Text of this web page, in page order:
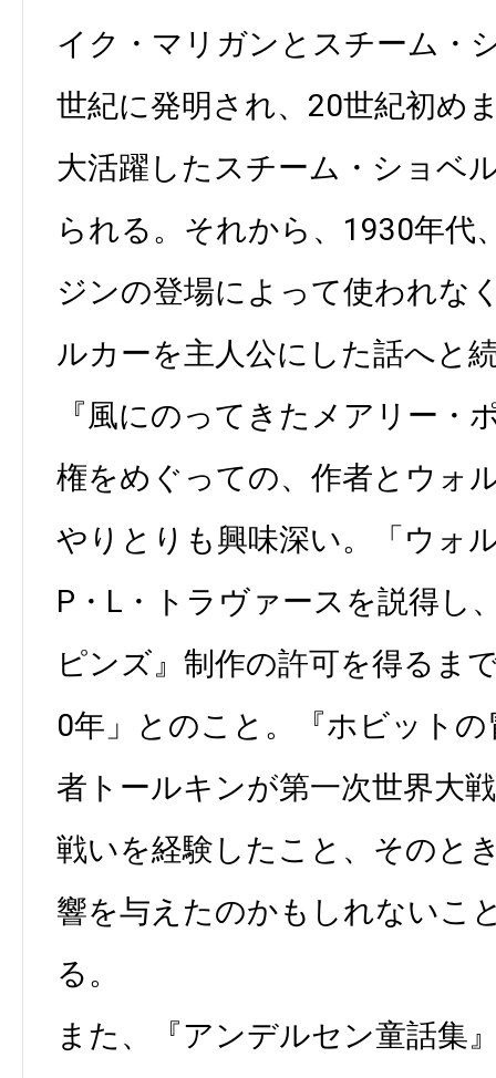
イク・マリガンとスチーム・
世紀に発明され、20世紀初め
大活躍したスチーム・ショベ
られる。それから、1930年代
ジンの登場によって使われな
ルカーを主人公にした話へと
『風にのってきたメアリー・
権をめぐっての、作者とウォ
やりとりも興味深い。「ウォ
P・L・トラヴァースを説得し
ピンズ』制作の許可を得るま
0年」とのこと。『ホビット
者トールキンが第一次世界大
戦いを経験したこと、そのと
響を与えたのかもしれないこ
る。
また、『アンデルセン童話集